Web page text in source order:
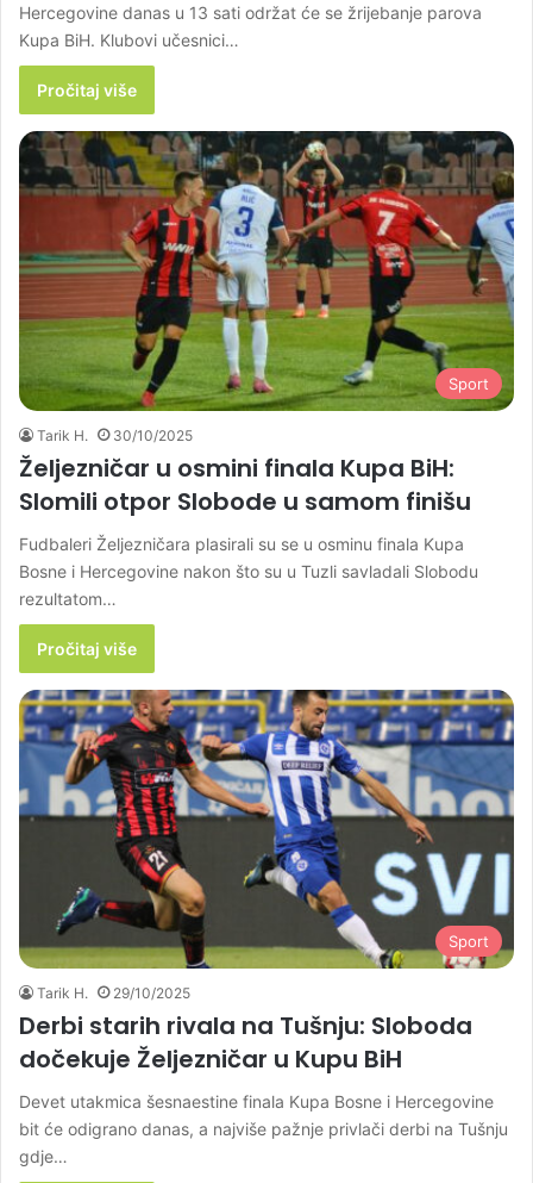
Hercegovine danas u 13 sati održat će se žrijebanje parova
Kupa BiH. Klubovi učesnici…
Pročitaj više
Sport
Tarik H. 30/10/2025
Željezničar u osmini finala Kupa BiH:
Slomili otpor Slobode u samom finišu
Fudbaleri Željezničara plasirali su se u osminu finala Kupa
Bosne i Hercegovine nakon što su u Tuzli savladali Slobodu
rezultatom…
Pročitaj više
Sport
Tarik H. 29/10/2025
Derbi starih rivala na Tušnju: Sloboda
dočekuje Željezničar u Kupu BiH
Devet utakmica šesnaestine finala Kupa Bosne i Hercegovine
bit će odigrano danas, a najviše pažnje privlači derbi na Tušnju
gdje…